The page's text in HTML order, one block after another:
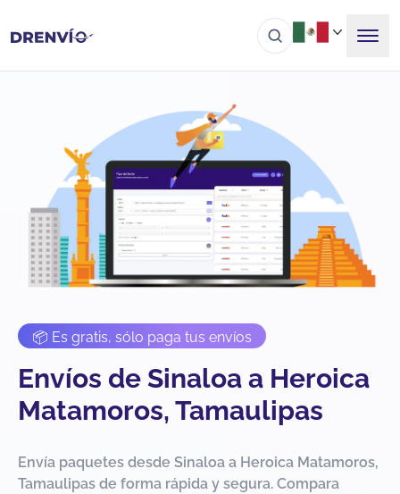
📦 Es gratis, sólo paga tus envíos
Envíos de Sinaloa a Heroica
Matamoros, Tamaulipas
Envía paquetes desde Sinaloa a Heroica Matamoros,
Tamaulipas de forma rápida y segura. Compara